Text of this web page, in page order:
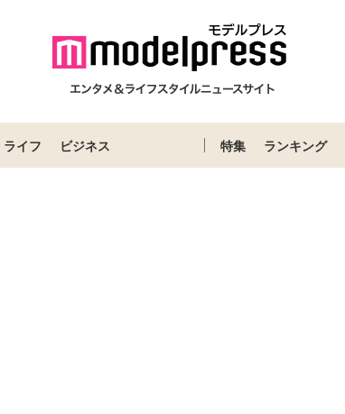
ライフ ビジネス 特集 ランキング